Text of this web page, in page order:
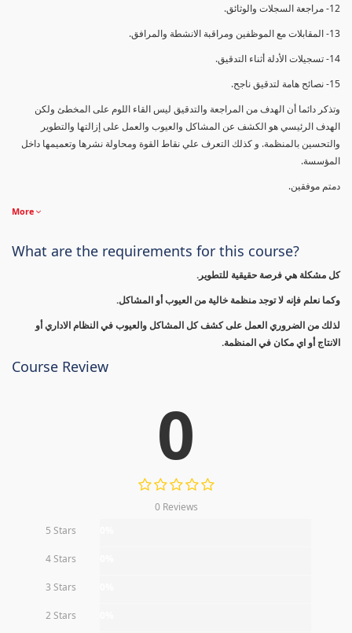
12- مراجعة السجلات والوثائق.
13- المقابلات مع الموظفين ومراقبة الانشطة والمرافق.
14- تسجيلات الأدلة أثناء التدقيق.
15- نصائح هامة لتدقيق ناجح.
وتذكر دائما أن الهدف من المراجعة والتدقيق ليس القاء اللوم على المخطئ ولكن
الهدف الرئيسي هو الكشف عن المشاكل والعيوب والعمل على إزالتها والتطوير
والتحسين بالمنظمة. و كذلك التعرف علي نقاط القوة ومحاولة نشرها وتعميمها داخل
المؤسسة.
دمتم موفقين.
More
What are the requirements for this course?
كل مشكلة هي فرصة حقيقية للتطوير.
وكما نعلم فإنه لا توجد منظمة خالية من العيوب أو المشاكل.
لذلك من الضروري العمل على كشف كل المشاكل والعيوب في النظام الاداري أو
الانتاج أو اي مكان في المنظمة.
Course Review
0
0 Reviews
5 Stars
4 Stars
3 Stars
2 Stars